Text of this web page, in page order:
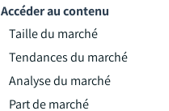
Accéder au contenu
Taille du marché
Tendances du marché
Analyse du marché
Part de marché